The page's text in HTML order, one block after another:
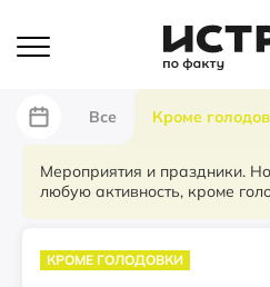
Все Кроме
Мероприятия и праздники.
любую активность, кроме
КРОМЕ ГОЛОДОВКИ